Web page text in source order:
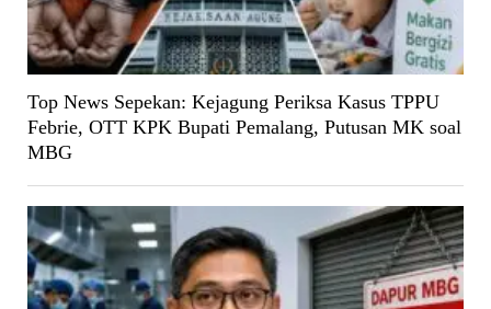
Top News Sepekan: Kejagung Periksa Kasus TPPU
Febrie, OTT KPK Bupati Pemalang, Putusan MK soal
MBG